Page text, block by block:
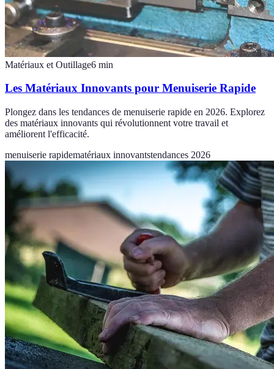
Matériaux et Outillage6 min
Les Matériaux Innovants pour Menuiserie Rapide
Plongez dans les tendances de menuiserie rapide en 2026. Explorez
des matériaux innovants qui révolutionnent votre travail et
améliorent l'efficacité.
menuiserie rapidematériaux innovantstendances 2026